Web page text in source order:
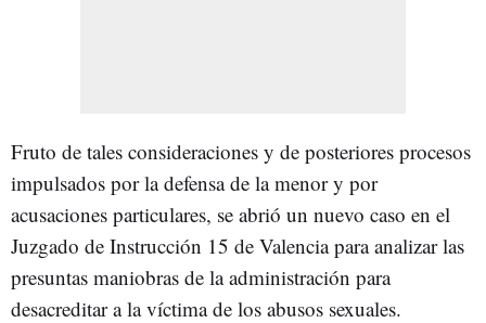
Fruto de tales consideraciones y de posteriores procesos
impulsados por la defensa de la menor y por
acusaciones particulares, se abrió un nuevo caso en el
Juzgado de Instrucción 15 de Valencia para analizar las
presuntas maniobras de la administración para
desacreditar a la víctima de los abusos sexuales.